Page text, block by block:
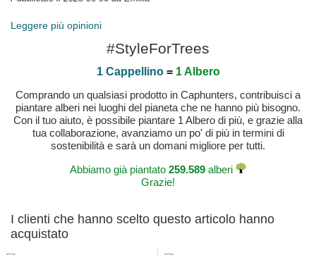
Leggere più opinioni
#StyleForTrees
1 Cappellino= 1 Albero
Comprando un qualsiasi prodotto in Caphunters, contribuisci a
piantare alberi nei luoghi del pianeta che ne hanno più bisogno.
Con il tuo aiuto, è possibile piantare 1 Albero di più, e grazie alla
tua collaborazione, avanziamo un po' di più in termini di
sostenibilità e sarà un domani migliore per tutti.
Abbiamo già piantato 259.589 alberi
Grazie!
I clienti che hanno scelto questo articolo hanno
acquistato